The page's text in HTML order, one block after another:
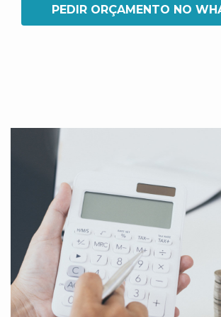
PEDIR ORÇAMENTO NO